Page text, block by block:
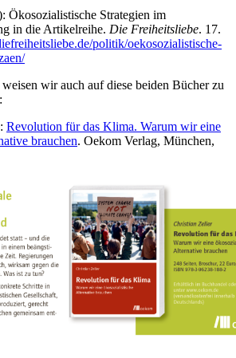
Ökosozialistische Strategien im
in die Artikelreihe. Die Freiheitsliebe. 17.
politik/oekosozialistische-
wir auch auf diese beiden Bücher zu
Revolution für das Klima. Warum wir eine
brauchen. Oekom Verlag, München,